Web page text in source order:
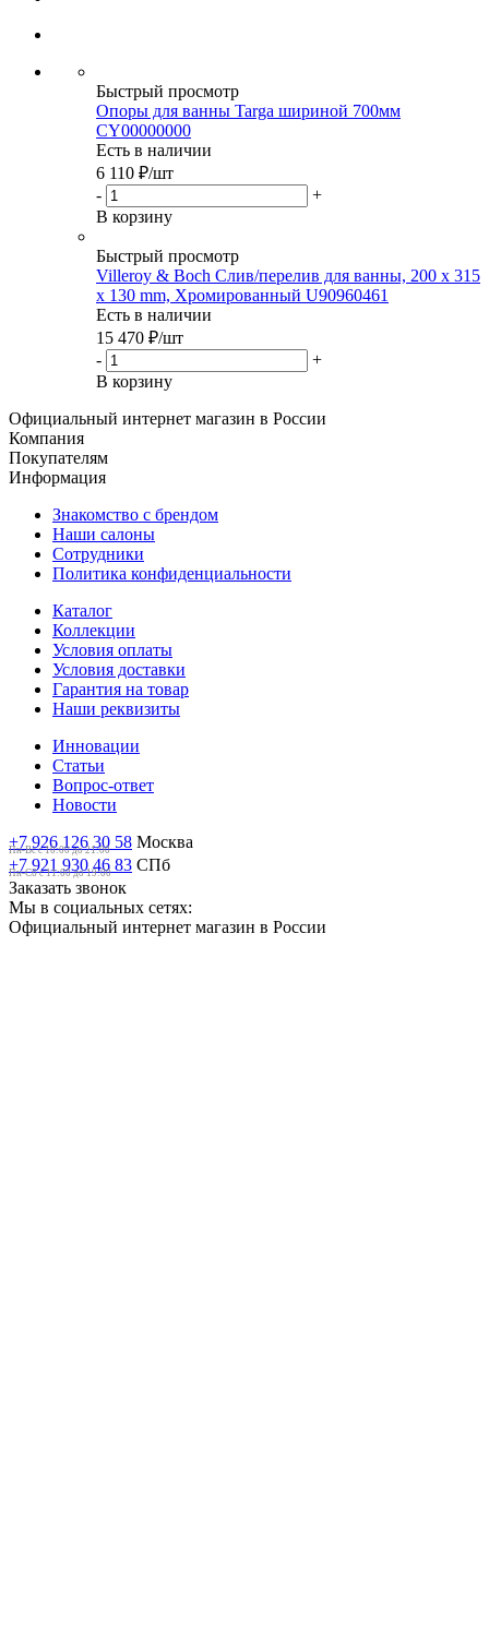
Быстрый просмотр
Опоры для ванны Targa шириной 700мм
CY00000000
Есть в наличии
6 110 ₽/шт
-
+
В корзину
Быстрый просмотр
Villeroy & Boch Слив/перелив для ванны, 200 x 315
x 130 mm, Хромированный U90960461
Есть в наличии
15 470 ₽/шт
-
+
В корзину
Официальный интернет магазин в России
Компания
Покупателям
Информация
Знакомство с брендом
Наши салоны
Сотрудники
Политика конфиденциальности
Каталог
Коллекции
Условия оплаты
Условия доставки
Гарантия на товар
Наши реквизиты
Инновации
Статьи
Вопрос-ответ
Новости
+7 926 126 30 58 Москва
Пн-Вс с 10:00 до 21:00
+7 921 930 46 83 СПб
Пн-Сб c 11:00 до 19:00
Заказать звонок
Мы в социальных сетях:
Официальный интернет магазин в России